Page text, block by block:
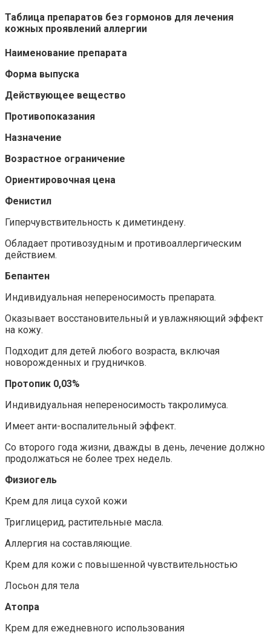
Таблица препаратов без гормонов для лечения
кожных проявлений аллергии
Наименование препарата
Форма выпуска
Действующее вещество
Противопоказания
Назначение
Возрастное ограничение
Ориентировочная цена
Фенистил
Гиперчувствительность к диметиндену.
Обладает противозудным и противоаллергическим
действием.
Бепантен
Индивидуальная непереносимость препарата.
Оказывает восстановительный и увлажняющий эффект
на кожу.
Подходит для детей любого возраста, включая
новорожденных и грудничков.
Протопик 0,03%
Индивидуальная непереносимость такролимуса.
Имеет анти-воспалительный эффект.
Со второго года жизни, дважды в день, лечение должно
продолжаться не более трех недель.
Физиогель
Крем для лица сухой кожи
Триглицерид, растительные масла.
Аллергия на составляющие.
Крем для кожи с повышенной чувствительностью
Лосьон для тела
Атопра
Крем для ежедневного использования